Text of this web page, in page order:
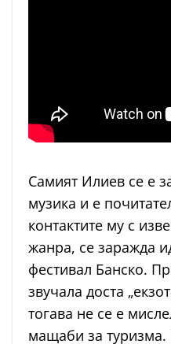
Самият Илиев се е
музика и е
контактите му с
жанра, се заражда
фестивал Банско.
звучала доста
тогава не се е
мащаби за туризма.